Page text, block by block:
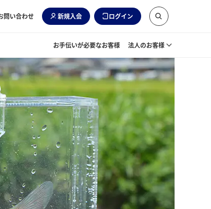
問い合わせ 新規入会 ログイン
お手伝いが必要なお客様 法人のお客様